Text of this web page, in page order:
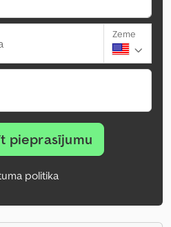
Zeme
pieprasījumu
politika